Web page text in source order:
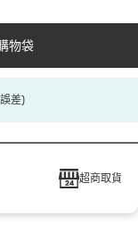
物袋
差)
超商取貨